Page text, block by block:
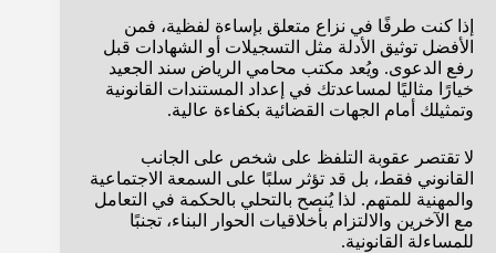
إذا كنت طرفًا في نزاع متعلق بإساءة لفظية، فمن
الأفضل توثيق الأدلة مثل التسجيلات أو الشهادات قبل
رفع الدعوى. ويُعد مكتب محامي الرياض سند الجعيد
خيارًا مثاليًا لمساعدتك في إعداد المستندات القانونية
وتمثيلك أمام الجهات القضائية بكفاءة عالية.
لا تقتصر عقوبة التلفظ على شخص على الجانب
القانوني فقط، بل قد تؤثر سلبًا على السمعة الاجتماعية
والمهنية للمتهم. لذا يُنصح بالتحلي بالحكمة في التعامل
مع الآخرين والالتزام بأخلاقيات الحوار البناء، تجنبًا
للمساءلة القانونية.